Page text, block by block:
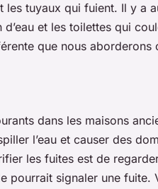
tuyaux qui fuient. Il y a
et les toilettes qui
que nous aborderons
dans les maisons
l’eau et causer des
les fuites est de
pourrait signaler une fuite.